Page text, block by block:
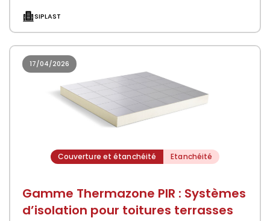
SIPLAST
17/04/2026
Couverture et étanchéité Etanchéité
Gamme Thermazone PIR : Systèmes
d’isolation pour toitures terrasses